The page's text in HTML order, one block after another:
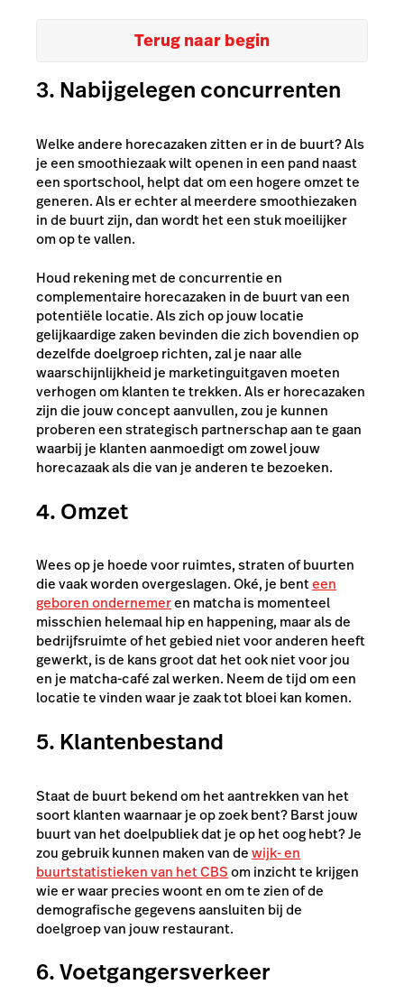
Terug naar begin
3. Nabijgelegen concurrenten
Welke andere horecazaken zitten er in de buurt? Als
je een smoothiezaak wilt openen in een pand naast
een sportschool, helpt dat om een hogere omzet te
generen. Als er echter al meerdere smoothiezaken
in de buurt zijn, dan wordt het een stuk moeilijker
om op te vallen.
Houd rekening met de concurrentie en
complementaire horecazaken in de buurt van een
potentiële locatie. Als zich op jouw locatie
gelijkaardige zaken bevinden die zich bovendien op
dezelfde doelgroep richten, zal je naar alle
waarschijnlijkheid je marketinguitgaven moeten
verhogen om klanten te trekken. Als er horecazaken
zijn die jouw concept aanvullen, zou je kunnen
proberen een strategisch partnerschap aan te gaan
waarbij je klanten aanmoedigt om zowel jouw
horecazaak als die van je anderen te bezoeken.
4. Omzet
Wees op je hoede voor ruimtes, straten of buurten
die vaak worden overgeslagen. Oké, je benteen
geboren ondernemeren matcha is momenteel
misschien helemaal hip en happening, maar als de
bedrijfsruimte of het gebied niet voor anderen heeft
gewerkt, is de kans groot dat het ook niet voor jou
en je matcha-café zal werken. Neem de tijd om een
locatie te vinden waar je zaak tot bloei kan komen.
5. Klantenbestand
Staat de buurt bekend om het aantrekken van het
soort klanten waarnaar je op zoek bent? Barst jouw
buurt van het doelpubliek dat je op het oog hebt? Je
zou gebruik kunnen maken van dewijk- en
buurtstatistieken van het CBSom inzicht te krijgen
wie er waar precies woont en om te zien of de
demografische gegevens aansluiten bij de
doelgroep van jouw restaurant.
6. Voetgangersverkeer